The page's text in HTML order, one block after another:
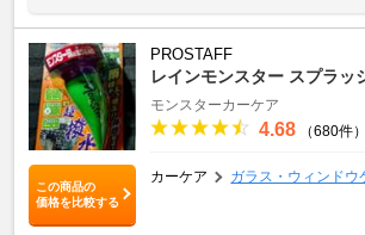
この商品の
価格を比較する
PROSTAFF
レインモンスター スプラッ
モンスターカーケア
4.68 （680件）
カーケア ガラス・ウィンドウ